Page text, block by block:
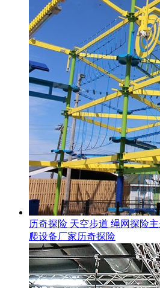
历奇探险 天空步道 绳网探险
爬设备厂家历奇探险